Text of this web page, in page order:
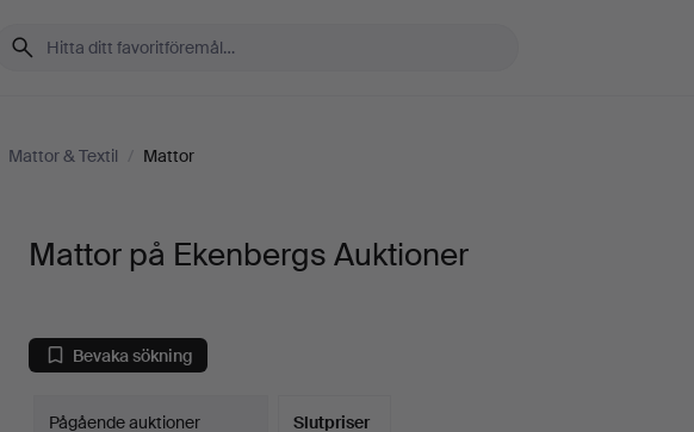
Mattor & Textil / Mattor
Mattor på Ekenbergs Auktioner
Bevaka sökning
Pågående auktioner
Slutpriser